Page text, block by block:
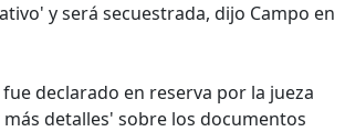
y será secuestrada, dijo Campo en
declarado en reserva por la jueza
detalles' sobre los documentos